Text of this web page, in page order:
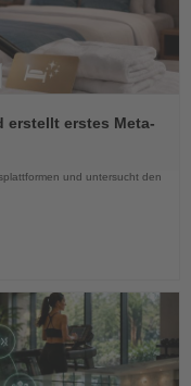
erstellt erstes Meta-
und untersucht den